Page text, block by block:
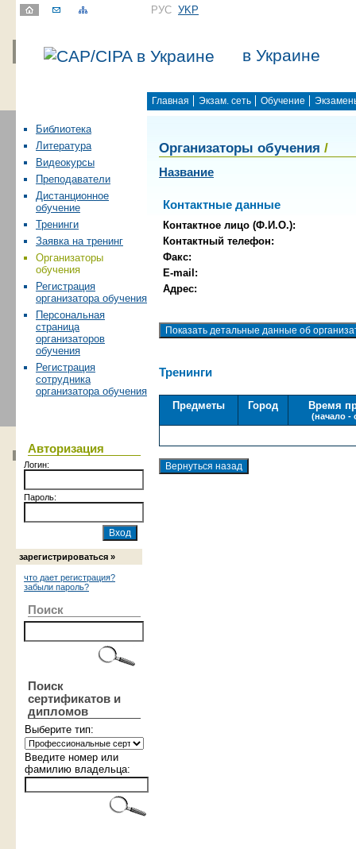
РУС УKР
в Украине
Главная Экзам. сеть Обучение
Библиотека
Литература
Видеокурсы
Преподаватели
Дистанционное
обучение
Тренинги
Заявка на тренинг
Организаторы
обучения
Регистрация
организатора обучения
Персональная
страница
организаторов
обучения
Регистрация
сотрудника
организатора обучения
Авторизация
Логин:
Пароль:
зарегистрироваться »
что дает регистрация?
забыли пароль?
Поиск
Поиск
сертификатов и
дипломов
Выберите тип:
Введите номер или
фамилию владельца:
Организаторы обучения /
Название
Контактные данные
Контактное лицо (Ф.И.О.):
Контактный телефон:
Факс:
E-mail:
Адрес:
Тренинги
Предметы Город Время
(начало -